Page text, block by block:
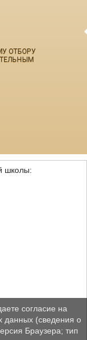
ОТБОРУ
школы:
согласие на
данных (сведения о
Браузера; тип